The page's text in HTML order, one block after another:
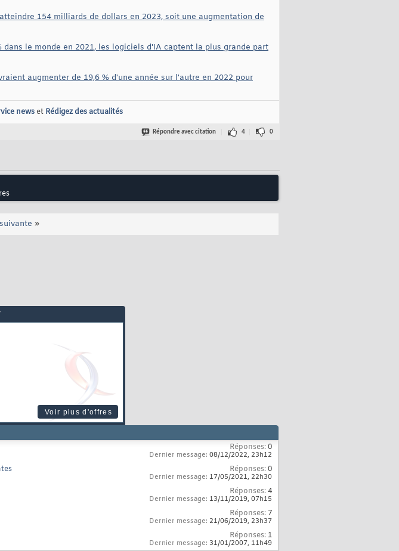
154 milliards de dollars en 2023, soit une augmentation de
le monde en 2021, les logiciels d'IA captent la plus grande part
augmenter de 19,6 % d'une année sur l'autre en 2022 pour
newset Rédigez des actualités
Répondre avec citation 4 0
»
Voir plus d'offres
Réponses:0
Dernier message: 08/12/2022, 23h12
Réponses:0
Dernier message: 17/05/2021, 22h30
Réponses:4
Dernier message: 13/11/2019, 07h15
Réponses: 7
Dernier message: 21/06/2019, 23h37
Réponses: 1
Dernier message: 31/01/2007, 11h49